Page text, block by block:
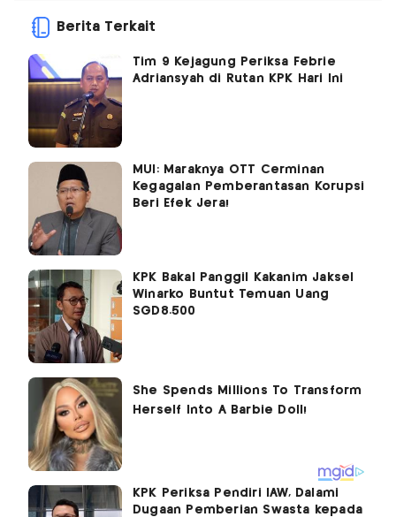
Berita Terkait
Tim 9 Kejagung Periksa Febrie
Adriansyah di Rutan KPK Hari Ini
MUI: Maraknya OTT Cerminan
Kegagalan Pemberantasan Korupsi
Beri Efek Jera!
KPK Bakal Panggil Kakanim Jaksel
Winarko Buntut Temuan Uang
SGD8.500
KPK Periksa Pendiri IAW, Dalami
Dugaan Pemberian Swasta kepada